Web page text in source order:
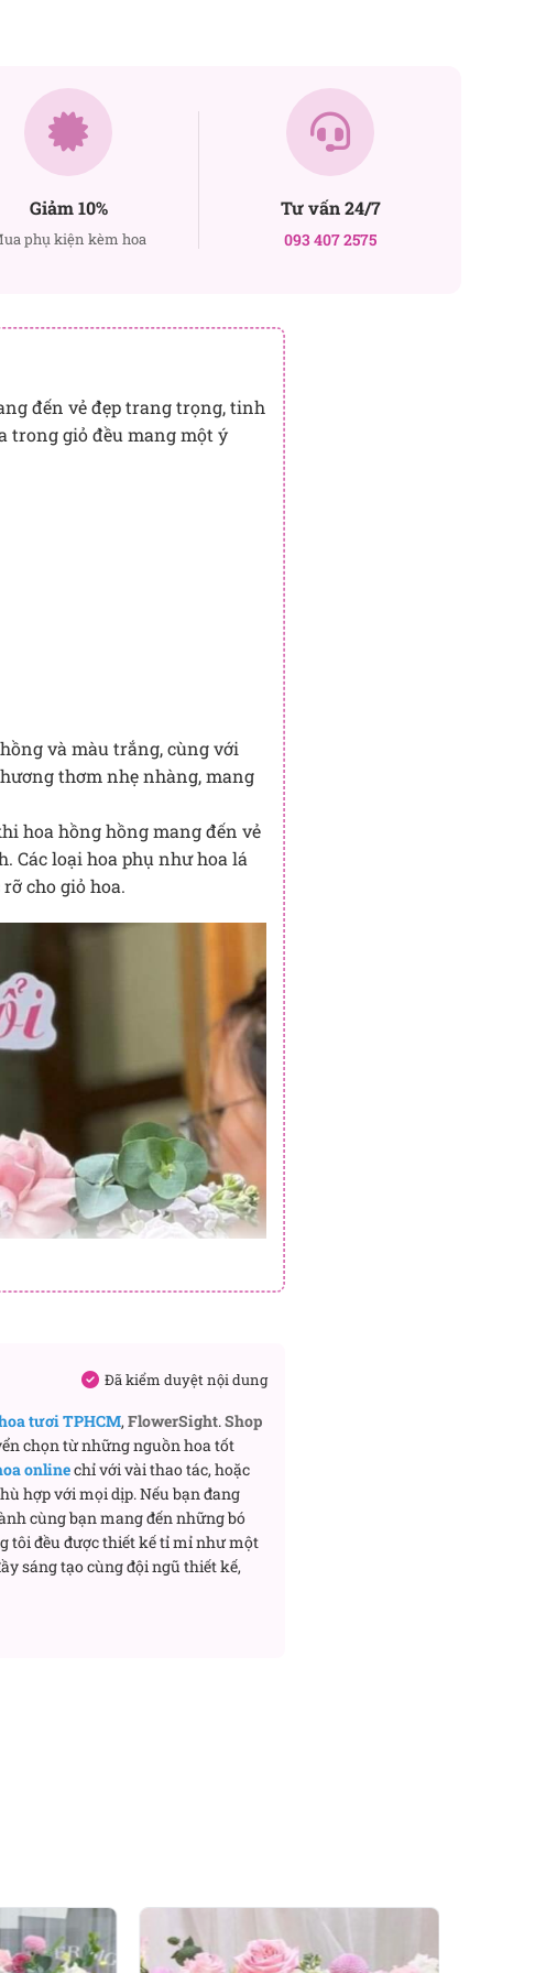
Giảm 10%
phụ kiện kèm hoa
Tư vấn 24/7
093 407 2575
đến vẻ đẹp trang trọng, tinh
trong giỏ đều mang một ý
và màu trắng, cùng với
thơm nhẹ nhàng, mang
hoa hồng hồng mang đến vẻ
Các loại hoa phụ như hoa lá
cho giỏ hoa.
Đã kiểm duyệt nội dung
tươi TPHCM,FlowerSight.Shop
chọn từ những nguồn hoa tốt
onlinechỉ với vài thao tác, hoặc
hợp với mọi dịp. Nếu bạn đang
cùng bạn mang đến những bó
tôi đều được thiết kế tỉ mỉ như một
sáng tạo cùng đội ngũ thiết kế,